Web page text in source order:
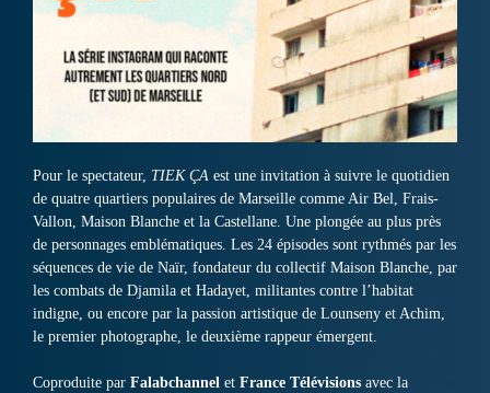
Pour le spectateur, TIEK ÇA est une invitation à suivre le quotidien
de quatre quartiers populaires de Marseille comme Air Bel, Frais-
Vallon, Maison Blanche et la Castellane. Une plongée au plus près
de personnages emblématiques. Les 24 épisodes sont rythmés par les
séquences de vie de Naïr, fondateur du collectif Maison Blanche, par
les combats de Djamila et Hadayet, militantes contre l’habitat
indigne, ou encore par la passion artistique de Lounseny et Achim,
le premier photographe, le deuxième rappeur émergent.
Coproduite par Falabchannel et France Télévisions avec la